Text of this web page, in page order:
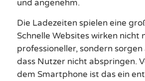
und angenehm.
Die Ladezeiten spielen eine
Schnelle Websites wirken nicht
professioneller, sondern
dass Nutzer nicht abspringen.
dem Smartphone ist das ein